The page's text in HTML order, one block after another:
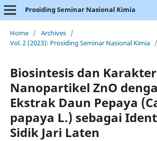
Prosiding Seminar Nasional Kimia
Home / Archives /
Vol. 2 (2023): Prosiding Seminar Nasional Kimia /
Biosintesis dan
Nanopartikel ZnO
Ekstrak Daun Pepaya
papaya L.) sebagai
Sidik Jari Laten